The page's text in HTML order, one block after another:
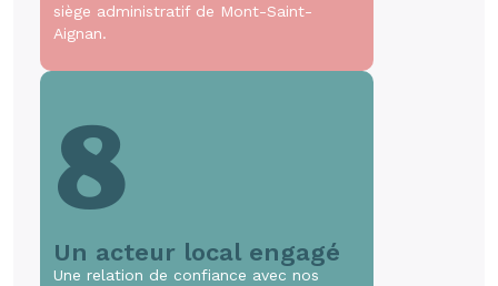
siège administratif de Mont-Saint-
Aignan.
8
Un acteur local engagé
Une relation de confiance avec nos